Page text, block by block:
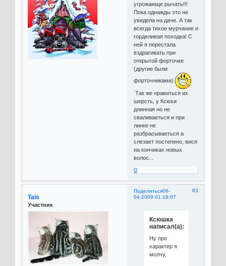
угрожающе рычать!!!
Пока однажды это не
увидела на даче. А так
всегда тихое мурчание и
горделивая походка! С
ней я перестала
вздрагивать при
открытой форточке
(другие были
форточниками)
Так же нравиться их
шерсть, у Ксюхи
длинная но не
сваливаеться и при
линке не
разбрасываеться а
слезает постепено, вися
на кончиках новых
волос...
0
Поделиться 63
06-
04-2009 01:18:07
Tais
Участник
Ксюшка
написал(а):
Ну про
характер я
молчу,